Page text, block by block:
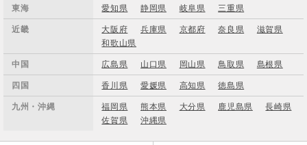
東海 愛知県 静岡県 岐阜県 三重県
近畿 大阪府 兵庫県 京都府 奈良県
滋賀県
和歌山県
中国 広島県 山口県 岡山県 鳥取県 島根県
四国 香川県 愛媛県 高知県 徳島県
九州・沖縄 福岡県 熊本県 大分県 鹿児島県
長崎県
佐賀県
沖縄県